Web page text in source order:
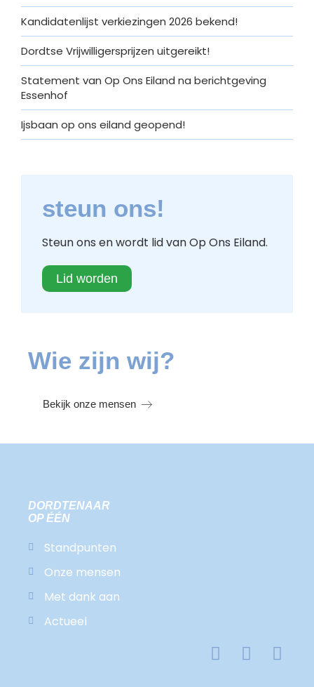
Kandidatenlijst verkiezingen 2026 bekend!
Dordtse Vrijwilligersprijzen uitgereikt!
Statement van Op Ons Eiland na berichtgeving
Essenhof
Ijsbaan op ons eiland geopend!
steun ons!
Steun ons en wordt lid van Op Ons Eiland.
Lid worden
Wie zijn wij?
Bekijk onze mensen
DORDTENAAR
OP ÉÉN
Standpunten
Onze mensen
Met dank aan
Actueel